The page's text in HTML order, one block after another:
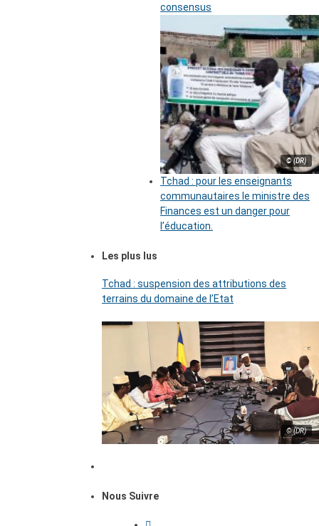
consensus
© (DR)
Tchad : pour les enseignants
communautaires le ministre des
Finances est un danger pour
l’éducation.
Les plus lus
Tchad : suspension des attributions des
terrains du domaine de l’Etat
© (DR)
Nous Suivre